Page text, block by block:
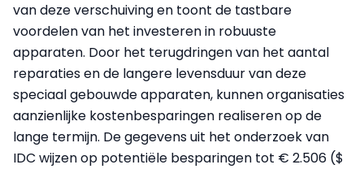
van deze verschuiving en toont de tastbare
voordelen van het investeren in robuuste
apparaten. Door het terugdringen van het aantal
reparaties en de langere levensduur van deze
speciaal gebouwde apparaten, kunnen organisaties
aanzienlijke kostenbesparingen realiseren op de
lange termijn. De gegevens uit het onderzoek van
IDC wijzen op potentiële besparingen tot € 2.506 ($